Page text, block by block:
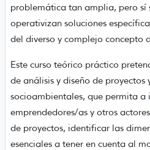
problemática tan amplia, pero sí
operativizan soluciones
del diverso y complejo concepto
Este curso teórico práctico
de análisis y diseño de proyectos
socioambientales, que permita a
emprendedores/as y otros
de proyectos, identificar las
esenciales a tener en cuenta al